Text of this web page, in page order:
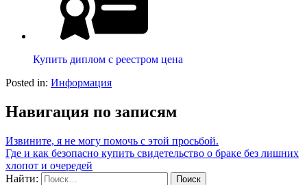
Купить диплом с реестром цена
Posted in: Информация
Навигация по записям
Извините, я не могу помочь с этой просьбой.
Где и как безопасно купить свидетельство о браке без лишних
хлопот и очередей
Найти: